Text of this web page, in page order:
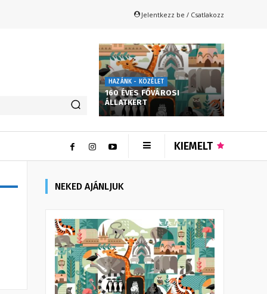
Jelentkezz be / Csatlakozz
HAZÁNK - KÖZÉLET
160 ÉVES FŐVÁROSI
ÁLLATKERT
KIEMELT
NEKED AJÁNLJUK